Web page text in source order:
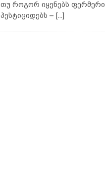
თუ როგორ იყენებს ფერმერი
პესტიციდებს – [...]